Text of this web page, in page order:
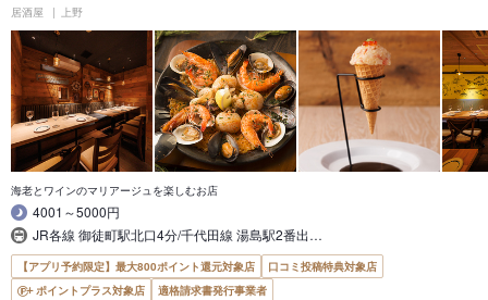
居酒屋 上野
海老とワインのマリアージュを楽しむお店
4001～5000円
JR各線 御徒町駅北口4分/千代田線 湯島駅2番出…
【アプリ予約限定】最大800ポイント還元対象店
口コミ投稿特典対象店
ポイントプラス対象店
適格請求書発行事業者